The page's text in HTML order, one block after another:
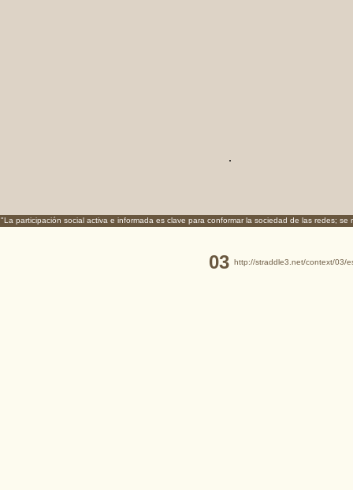
.
"La participación social activa e informada es clave para conformar la sociedad de las redes;
03 http://straddle3.net/context/03/